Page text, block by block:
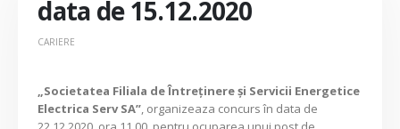
data de 15.12.2020
CARIERE
„Societatea Filiala de Întreţinere şi Servicii Energetice
Electrica Serv SA” , organizeaza concurs în data de